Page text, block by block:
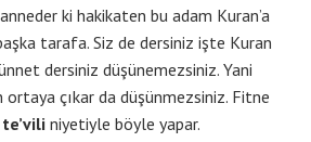
ki hakikaten bu adam Kuran’a
tarafa. Siz de dersiniz işte Kuran
dersiniz düşünemezsiniz. Yani
çıkar da düşünmezsiniz. Fitne
te’vili niyetiyle böyle yapar.